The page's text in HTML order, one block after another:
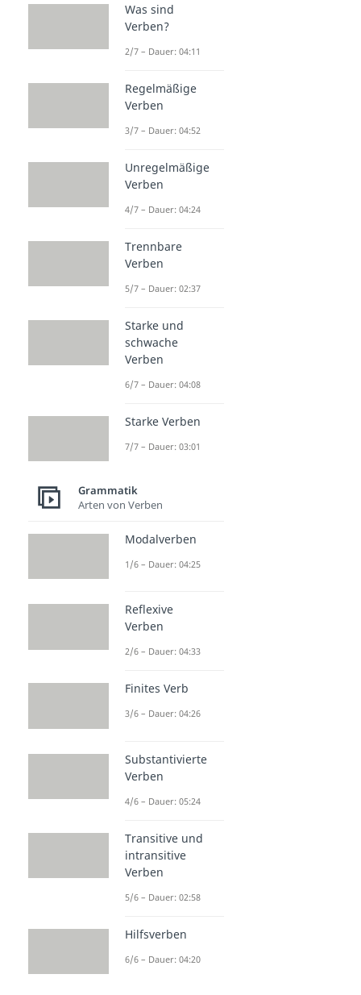
Was sind
Verben?
2/7 – Dauer: 04:11
Regelmäßige
Verben
3/7 – Dauer: 04:52
Unregelmäßige
Verben
4/7 – Dauer: 04:24
Trennbare
Verben
5/7 – Dauer: 02:37
Starke und
schwache
Verben
6/7 – Dauer: 04:08
Starke Verben
7/7 – Dauer: 03:01
Grammatik
Arten von Verben
Modalverben
1/6 – Dauer: 04:25
Reflexive
Verben
2/6 – Dauer: 04:33
Finites Verb
3/6 – Dauer: 04:26
Substantivierte
Verben
4/6 – Dauer: 05:24
Transitive und
intransitive
Verben
5/6 – Dauer: 02:58
Hilfsverben
6/6 – Dauer: 04:20